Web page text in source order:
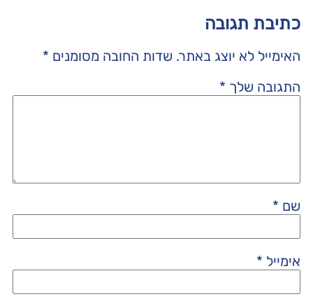
כתיבת תגובה
האימייל לא יוצג באתר. שדות החובה מסומנים *
התגובה שלך *
שם *
אימייל *